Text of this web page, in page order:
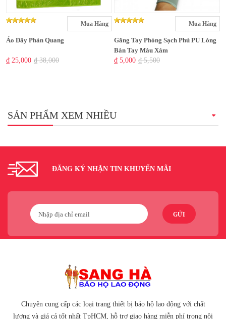
Mua Hàng
Áo Dây Phản Quang
₫ 25,000 ₫ 38,000
Mua Hàng
Găng Tay Phòng Sạch Phủ PU Lòng
Bàn Tay Màu Xám
₫ 5,000 ₫ 5,500
SẢN PHẨM XEM NHIỀU
ĐĂNG KÝ NHẬN TIN KHUYẾN MÃI
GỬI
Chuyên cung cấp các loại trang thiết bị bảo hộ lao động với chất
lượng và giá cả tốt nhất TpHCM, hỗ trợ giao hàng miễn phí trong nội